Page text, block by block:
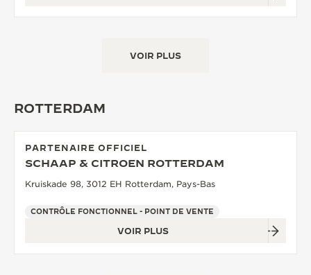
VOIR PLUS
ROTTERDAM
PARTENAIRE OFFICIEL
SCHAAP & CITROEN ROTTERDAM
Kruiskade 98, 3012 EH Rotterdam, Pays-Bas
CONTRÔLE FONCTIONNEL - POINT DE VENTE
VOIR PLUS